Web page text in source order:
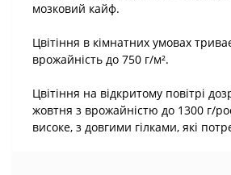
мозковий кайф.
Цвітіння в кімнатних умовах
врожайність до 750 г/м².
Цвітіння на відкритому повітрі
жовтня з врожайністю до 1300 г/
високе, з довгими гілками, які